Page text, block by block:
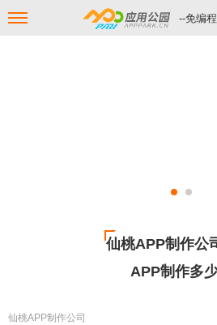
--免编
仙桃APP制作公
APP制作多
仙桃APP制作公司